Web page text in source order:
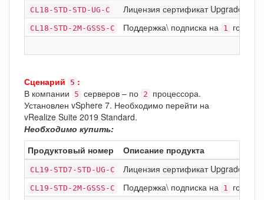
CL18-STD-STD-UG-C Лицензия сертификат Upgrade:
CL18-STD-2M-GSSS-C Поддержка\ подписка на 1 год
Сценарий 5 :
В компании
5 серверов – по 2
процессора.
Установлен vSphere 7. Необходимо перейти на
vRealize Suite 2019 Standard.
Необходимо купить:
Продуктовый номер
Описание продукта
CL19-STD7-STD-UG-C Лицензия сертификат Upgrade:
CL19-STD-2M-GSSS-C Поддержка\ подписка на 1 год